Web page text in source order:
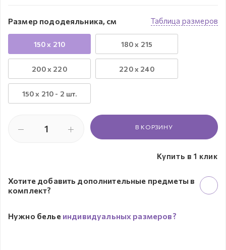
Таблица размеров
Размер пододеяльника, см
150 x 210 180 x 215
200 x 220 220 x 240
150 х 210 - 2 шт.
В КОРЗИНУ
Купить в 1 клик
Хотите добавить дополнительные предметы в
комплект?
Нужно белье индивидуальных размеров?